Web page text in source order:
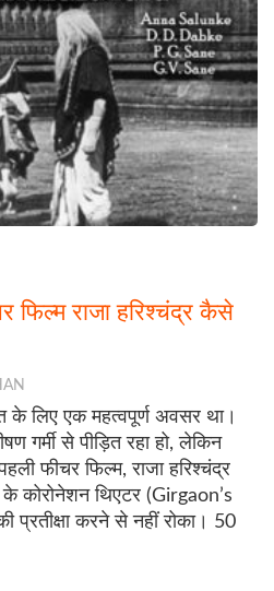
फिल्म राजा हरिश्चंद्र कैसे
के लिए एक महत्वपूर्ण अवसर था।
गर्मी से पीड़ित रहा हो, लेकिन
फीचर फिल्म, राजा हरिश्चंद्र
कोरोनेशन थिएटर (Girgaon’s
प्रतीक्षा करने से नहीं रोका। 50